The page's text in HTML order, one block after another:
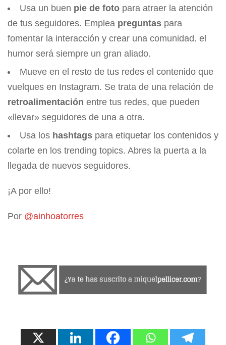
Usa un buen pie de foto para atraer la atención
de tus seguidores. Emplea preguntas para
fomentar la interacción y crear una comunidad. el
humor será siempre un gran aliado.
Mueve en el resto de tus redes el contenido que
vuelques en Instagram. Se trata de una relación de
retroalimentación entre tus redes, que pueden
«llevar» seguidores de una a otra.
Usa los hashtags para etiquetar los contenidos y
colarte en los trending topics. Abres la puerta a la
llegada de nuevos seguidores.
¡A por ello!
Por @ainhoatorres